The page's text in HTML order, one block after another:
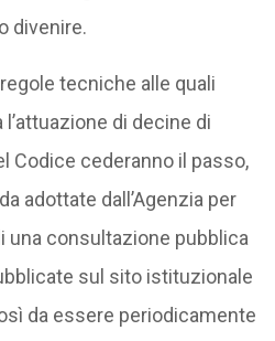
divenire.
tecniche alle quali
l’attuazione di decine di
Codice cederanno il passo,
adottate dall’Agenzia per
una consultazione pubblica
sul sito istituzionale
da essere periodicamente